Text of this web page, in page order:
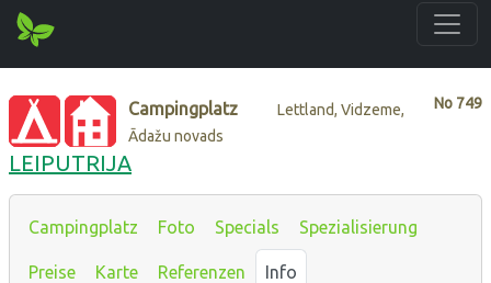
No 749
Campingplatz
Lettland, Vidzeme,
Ādažu novads
LEIPUTRIJA
Campingplatz Foto Specials Spezialisierung
Preise Karte Referenzen Info